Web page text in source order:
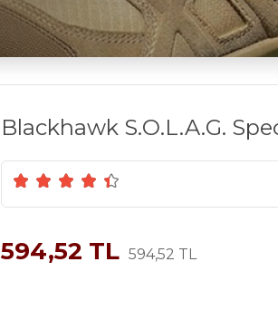
Blackhawk S.O.L.A.G.
594,52 TL 594,52 TL